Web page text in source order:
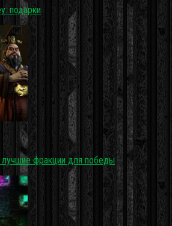
подарки
лучшие фракции для победы